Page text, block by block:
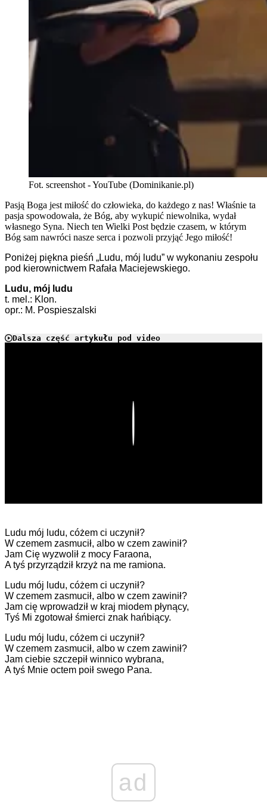
Fot. screenshot - YouTube (Dominikanie.pl)
Pasją Boga jest miłość do człowieka, do każdego z nas! Właśnie ta
pasja spowodowała, że Bóg, aby wykupić niewolnika, wydał
własnego Syna. Niech ten Wielki Post będzie czasem, w którym
Bóg sam nawróci nasze serca i pozwoli przyjąć Jego miłość!
Poniżej piękna pieśń „Ludu, mój ludu” w wykonaniu zespołu
pod kierownictwem Rafała Maciejewskiego.
Ludu, mój ludu
t. mel.: Klon.
opr.: M. Pospieszalski
Dalsza część artykułu pod video
Ludu mój ludu, cóżem ci uczynił?
W czemem zasmucił, albo w czem zawinił?
Jam Cię wyzwolił z mocy Faraona,
A tyś przyrządził krzyż na me ramiona.
Ludu mój ludu, cóżem ci uczynił?
W czemem zasmucił, albo w czem zawinił?
Jam cię wprowadził w kraj miodem płynący,
Tyś Mi zgotował śmierci znak hańbiący.
Ludu mój ludu, cóżem ci uczynił?
W czemem zasmucił, albo w czem zawinił?
Jam ciebie szczepił winnico wybrana,
A tyś Mnie octem poił swego Pana.
ad